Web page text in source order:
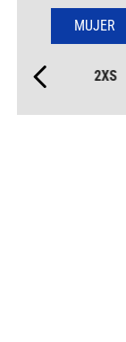
MUJER
2XS